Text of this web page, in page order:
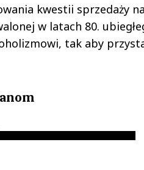
kwestii sprzedaży
w latach 80.
tak aby